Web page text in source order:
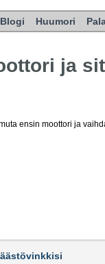
Blogi Huumori
ja
ensin moottori ja